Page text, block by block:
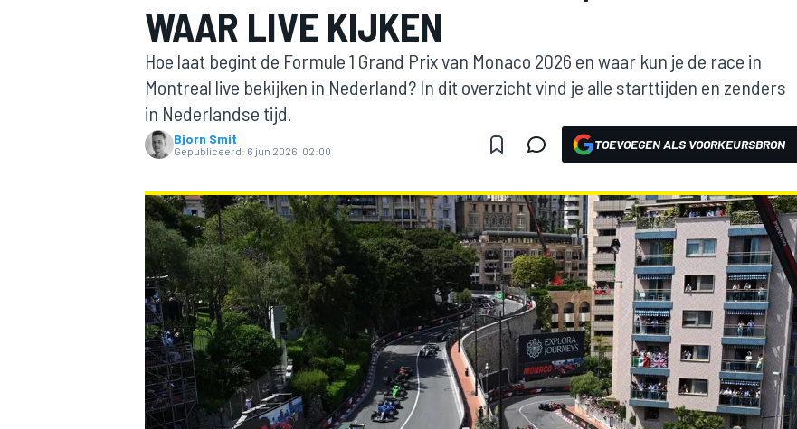
MOTOGP
WAAR LIVE KIJKEN
Hoe laat begint de Formule 1 Grand Prix van Monaco 2026 en waar kun je de race in
Montreal live bekijken in Nederland? In dit overzicht vind je alle starttijden en zenders
in Nederlandse tijd.
Bjorn Smit
Gepubliceerd: 6 jun 2026, 02:00 TOEVOEGEN ALS VOORKEURSBRON